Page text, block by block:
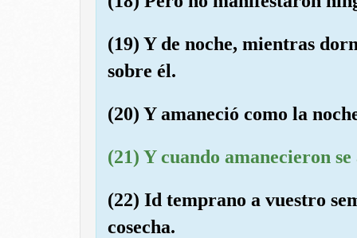
(19) Y de noche, mientras
sobre él.
(20) Y amaneció como la
(21) Y cuando amanecieron
(22) Id temprano a vuestro
cosecha.